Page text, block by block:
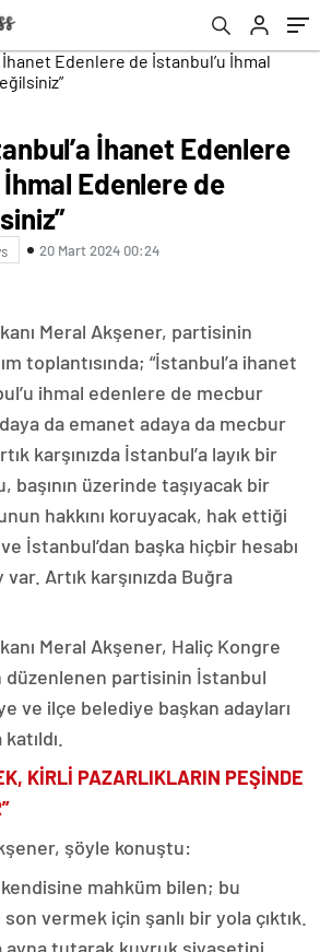
İhanet Edenlere
Edenlere de
20 Mart 2024 00:24
Meral Akşener, partisinin
toplantısında; “İstanbul’a ihanet
ihmal edenlere de mecbur
da emanet adaya da mecbur
karşınızda İstanbul’a layık bir
başının üzerinde taşıyacak bir
hakkını koruyacak, hak ettiği
İstanbul’dan başka hiçbir hesabı
Artık karşınızda Buğra
Meral Akşener, Haliç Kongre
düzenlenen partisinin İstanbul
ve ilçe belediye başkan adayları
KİRLİ PAZARLIKLARIN PEŞİNDE
şöyle konuştu:
mahküm bilen; bu
vermek için şanlı bir yola çıktık.